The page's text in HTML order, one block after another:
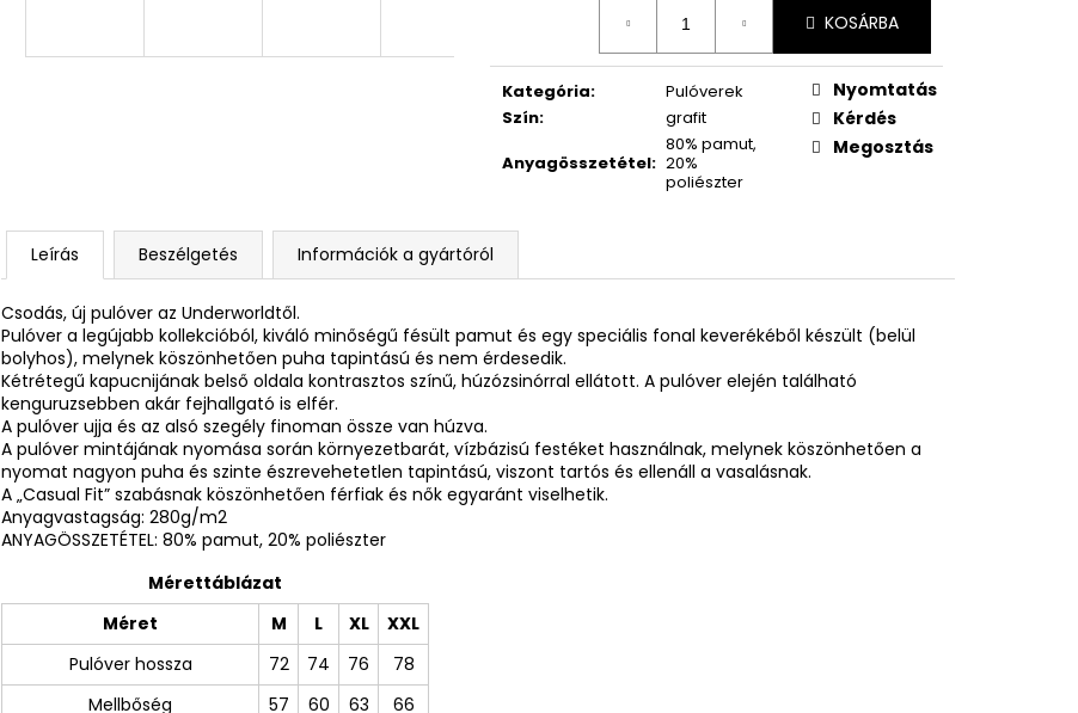
KOSÁRBA
Kategória:
Pulóverek
Szín:
grafit
Anyagösszetétel:
80% pamut,
20%
poliészter
Nyomtatás
Kérdés
Megosztás
Leírás Beszélgetés Információk a gyártóról
Csodás, új pulóver az Underworldtől.
Pulóver a legújabb kollekcióból, kiváló minőségű fésült pamut és egy speciális fonal keverékéből készült (belül
bolyhos), melynek köszönhetően puha tapintású és nem érdesedik.
Kétrétegű kapucnijának belső oldala kontrasztos színű, húzózsinórral ellátott. A pulóver elején található
kenguruzsebben akár fejhallgató is elfér.
A pulóver ujja és az alsó szegély finoman össze van húzva.
A pulóver mintájának nyomása során környezetbarát, vízbázisú festéket használnak, melynek köszönhetően a
nyomat nagyon puha és szinte észrevehetetlen tapintású, viszont tartós és ellenáll a vasalásnak.
A „Casual Fit” szabásnak köszönhetően férfiak és nők egyaránt viselhetik.
Anyagvastagság: 280g/m2
ANYAGÖSSZETÉTEL: 80% pamut, 20% poliészter
Mérettáblázat
Méret
M L XL
XXL
Pulóver hossza
72 74 76
78
Mellbőség
57 60 63
66